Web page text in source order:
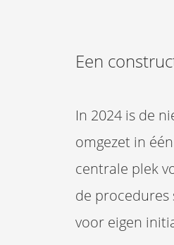
Een
In 2024 is de
omgezet in
centrale plek
de procedures
voor eigen